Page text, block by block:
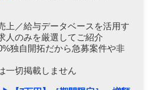
上／給与データベースを活用す
人のみを厳選してご紹介
独自開拓だから急募案件や非
一切掲載しません